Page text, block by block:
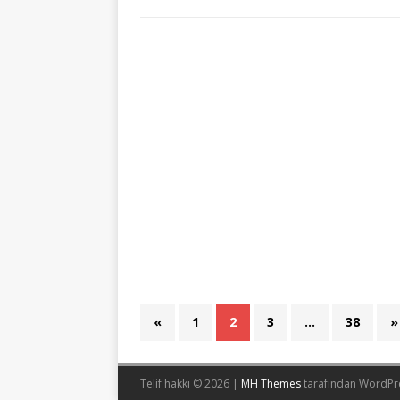
« 1 2 3 … 38 »
Telif hakkı © 2026 | MH Themestarafından